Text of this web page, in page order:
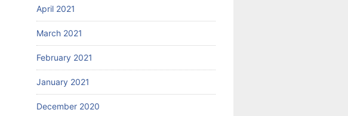
April 2021
March 2021
February 2021
January 2021
December 2020